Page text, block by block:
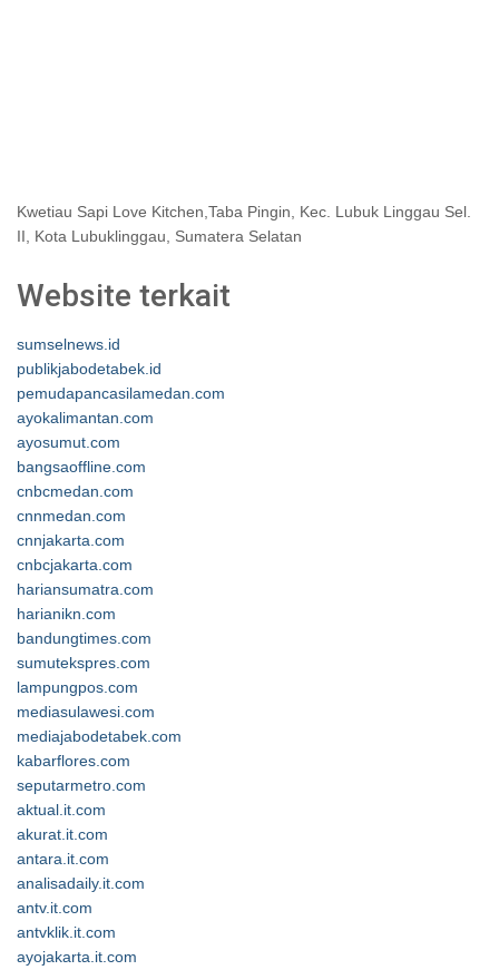
Kwetiau Sapi Love Kitchen,Taba Pingin, Kec. Lubuk Linggau Sel.
II, Kota Lubuklinggau, Sumatera Selatan
Website terkait
sumselnews.id
publikjabodetabek.id
pemudapancasilamedan.com
ayokalimantan.com
ayosumut.com
bangsaoffline.com
cnbcmedan.com
cnnmedan.com
cnnjakarta.com
cnbcjakarta.com
hariansumatra.com
harianikn.com
bandungtimes.com
sumutekspres.com
lampungpos.com
mediasulawesi.com
mediajabodetabek.com
kabarflores.com
seputarmetro.com
aktual.it.com
akurat.it.com
antara.it.com
analisadaily.it.com
antv.it.com
antvklik.it.com
ayojakarta.it.com